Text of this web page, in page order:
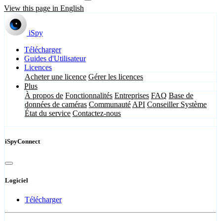
View this page in English
iSpy
Télécharger
Guides d'Utilisateur
Licences
Acheter une licence Gérer les licences
Plus
À propos de Fonctionnalités Entreprises FAQ Base de
données de caméras Communauté API Conseiller Système
État du service Contactez-nous
iSpyConnect
Logiciel
Télécharger